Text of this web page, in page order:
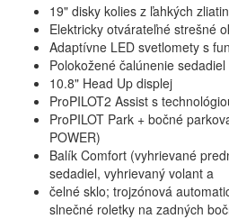
19" disky kolies z ľahkých zliatin
Elektricky otvárateľné strešné
Adaptívne LED svetlomety s
Polokožené čalúnenie sedadiel
10.8" Head Up displej
ProPILOT2 Assist s
ProPILOT Park + bočné
POWER)
Balík Comfort (vyhrievané
sedadiel, vyhrievaný volant a
čelné sklo; trojzónová
slnečné roletky na zadných